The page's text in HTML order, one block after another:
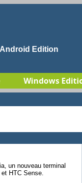
Edition
Windows
un nouveau terminal
HTC Sense.